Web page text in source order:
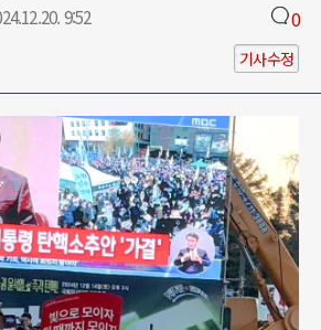
9:52 0
기사수정